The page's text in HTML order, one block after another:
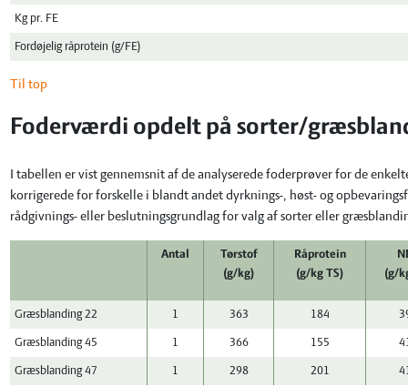
Kg pr. FE
Fordøjelig råprotein (g/FE)
Til top
Foderværdi opdelt på sorter/
I tabellen er vist gennemsnit af de analyserede foderprøver for de
korrigerede for forskelle i blandt andet dyrknings-, høst- og
rådgivnings- eller beslutningsgrundlag for valg af sorter eller
Antal
Tørstof
(g/kg)
Råprotein
(g/kg TS)
(g/
Græsblanding 22 1 363 184
Græsblanding 45 1 366 155
Græsblanding 47 1 298 201